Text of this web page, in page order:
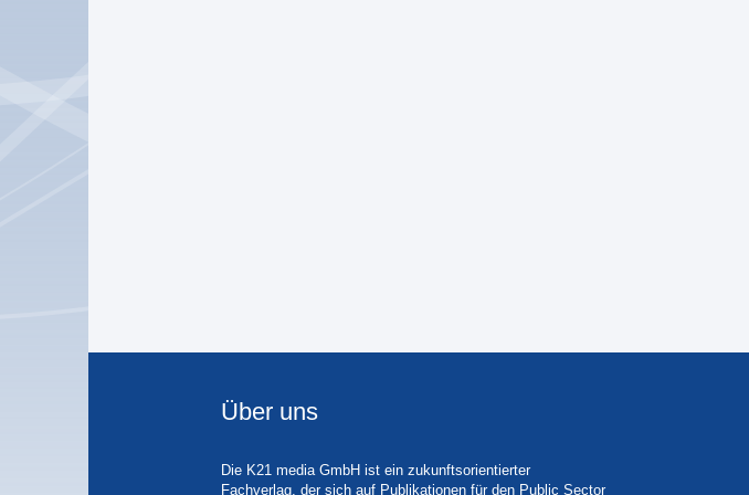
Über uns
Die K21 media GmbH ist ein zukunftsorientierter
Fachverlag, der sich auf Publikationen für den Public Sector